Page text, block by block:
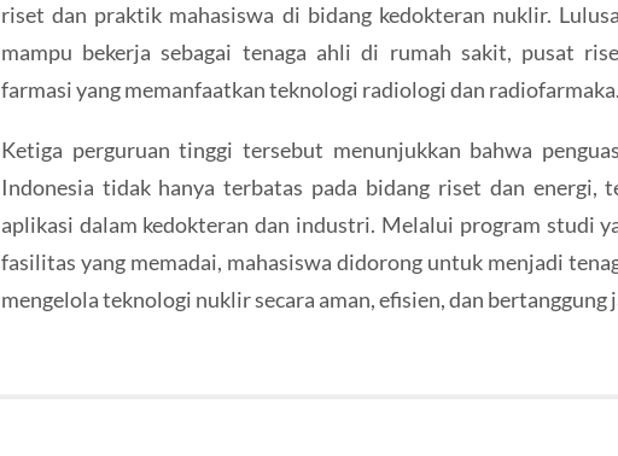
riset dan praktik mahasiswa di bidang kedokteran nuklir.
mampu bekerja sebagai tenaga ahli di rumah sakit, pusat
farmasi yang memanfaatkan teknologi radiologi dan radiofarmaka.
Ketiga perguruan tinggi tersebut menunjukkan bahwa
Indonesia tidak hanya terbatas pada bidang riset dan energi,
aplikasi dalam kedokteran dan industri. Melalui program studi
fasilitas yang memadai, mahasiswa didorong untuk menjadi
mengelola teknologi nuklir secara aman, efisien, dan bertanggung